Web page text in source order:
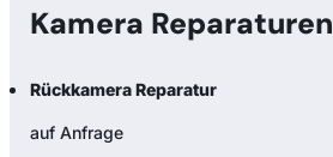
Kamera Reparaturen
Rückkamera Reparatur
auf Anfrage